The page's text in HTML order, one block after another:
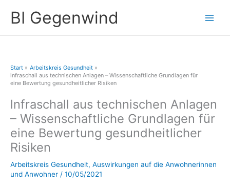
InhaltBI Gegenwind
Start
Arbeitskreis Gesundheit
lnfraschall aus technischen Anlagen – Wissenschaftliche Grundlagen für
eine Bewertung gesundheitlicher Risiken
lnfraschall aus technischen Anlagen
– Wissenschaftliche Grundlagen für
eine Bewertung gesundheitlicher
Risiken
Arbeitskreis Gesundheit, Auswirkungen auf die Anwohnerinnen
und Anwohner / 10/05/2021
c
v